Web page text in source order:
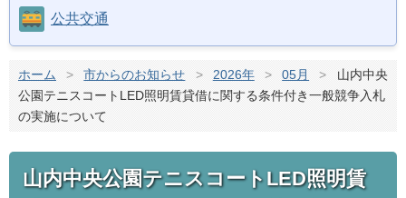
公共交通
ホーム > 市からのお知らせ > 2026年 > 05月 >
山内中央
公園テニスコートLED照明賃貸借に関する条件付き一般競争入札
の実施について
山内中央公園テニスコートLED照明賃